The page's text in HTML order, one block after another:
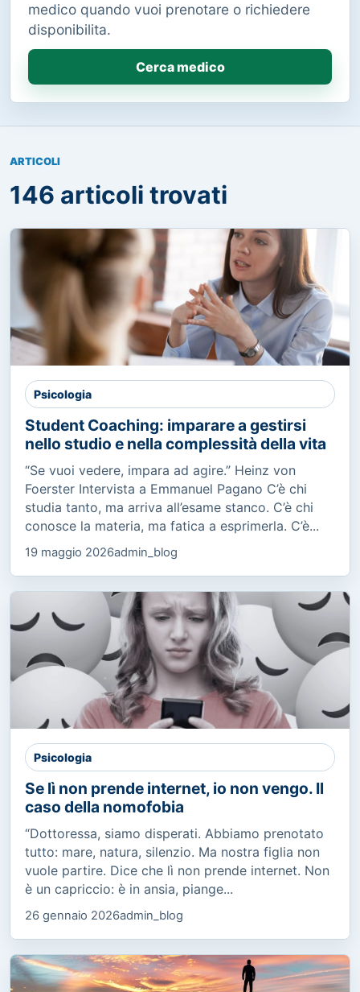
medico quando vuoi prenotare o richiedere
disponibilita.
Cerca medico
ARTICOLI
146 articoli trovati
Psicologia
Student Coaching: imparare a gestirsi
nello studio e nella complessità della vita
“Se vuoi vedere, impara ad agire.” Heinz von
Foerster Intervista a Emmanuel Pagano C’è chi
studia tanto, ma arriva all’esame stanco. C’è chi
conosce la materia, ma fatica a esprimerla. C’è...
19 maggio 2026admin_blog
Psicologia
Se lì non prende internet, io non vengo. Il
caso della nomofobia
“Dottoressa, siamo disperati. Abbiamo prenotato
tutto: mare, natura, silenzio. Ma nostra figlia non
vuole partire. Dice che lì non prende internet. Non
è un capriccio: è in ansia, piange...
26 gennaio 2026admin_blog